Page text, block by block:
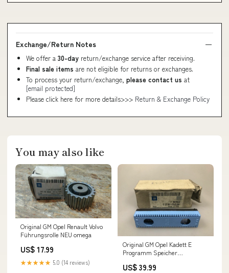
Exchange/Return Notes
We offer a 30-day return/exchange service after receiving.
Final sale items are not eligible for returns or exchanges.
To process your return/exchange, please contact us at
[email protected]
Please click here for more details>>> Return & Exchange Policy
You may also like
Original GM Opel Renault Volvo
Führungsrolle NEU omega
US$ 17.99
★★★★★ 5.0 (14 reviews)
Original GM Opel Kadett E
Programm Speicher
US$ 39.99